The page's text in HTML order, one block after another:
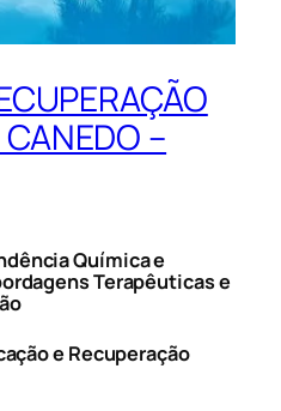
–
Química e
Terapêuticas e
e Recuperação